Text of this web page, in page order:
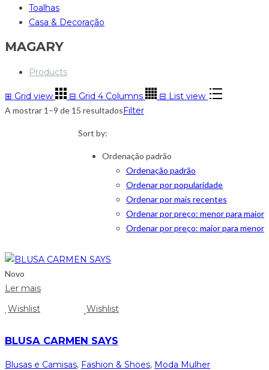
Toalhas
Casa & Decoração
MAGARY
Products
⊞ Grid view ⊟ Grid 4 Columns ⊟ List view
A mostrar 1–9 de 15 resultadosFilter
Sort by:
Ordenação padrão
Ordenação padrão
Ordenar por popularidade
Ordenar por mais recentes
Ordenar por preço: menor para maior
Ordenar por preço: maior para menor
Novo
Ler mais
Wishlist
Wishlist
BLUSA CARMEN SAYS
Blusas e Camisas, Fashion & Shoes, Moda Mulher